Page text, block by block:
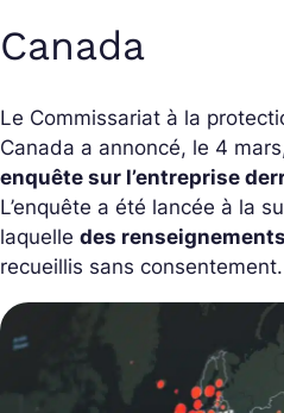
Canada
Le Commissariat à la
Canada a annoncé, le 4
enquête sur l’entreprise
L’enquête a été lancée à la
laquelle des
recueillis sans consentement.